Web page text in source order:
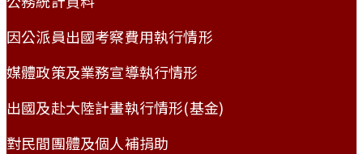
因公派員出國考察費用執行情形
媒體政策及業務宣導執行情形
出國及赴大陸計畫執行情形(基金)
對民間團體及個人補捐助